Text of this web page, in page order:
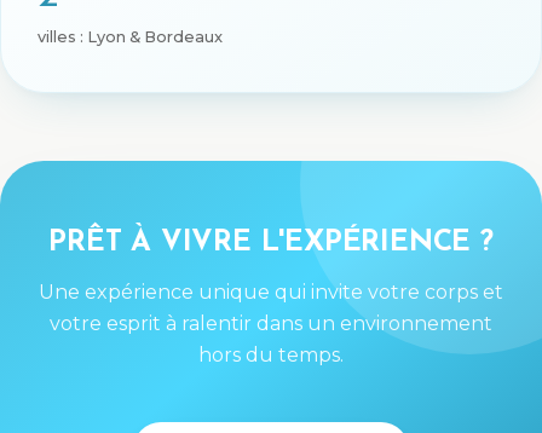
villes : Lyon & Bordeaux
PRÊT À VIVRE L'EXPÉRIENCE ?
Une expérience unique qui invite votre corps et
votre esprit à ralentir dans un environnement
hors du temps.